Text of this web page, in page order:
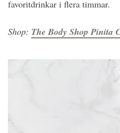
favoritdrinkar i flera timmar.
Shop: The Body Shop Pinita